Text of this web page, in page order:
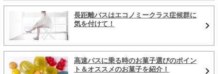
長距離バスはエコノミークラス症候群に
気を付けて！
高速バスに乗る時のお菓子選びのポイン
ト＆オススメのお菓子を紹介！